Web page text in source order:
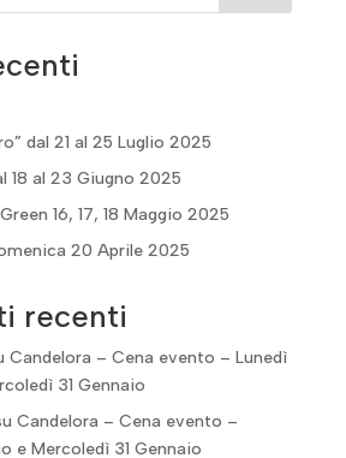
dal 21 al 25 Luglio 2025
18 al 23 Giugno 2025
16, 17, 18 Maggio 2025
20 Aprile 2025
recenti
Candelora – Cena evento – Lunedì
31 Gennaio
Candelora – Cena evento –
e Mercoledì 31 Gennaio